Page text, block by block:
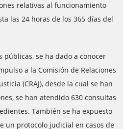
relativas al funcionamiento
las 24 horas de los 365 días del
públicas, se ha dado a conocer
a la Comisión de Relaciones
(CRAJ), desde la cual se han
se han atendido 630 consultas
También se ha expuesto
un protocolo judicial en casos de